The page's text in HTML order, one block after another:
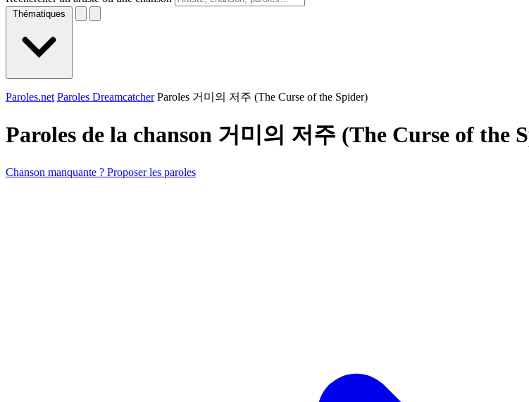
Thématiques
Paroles.net Paroles Dreamcatcher Paroles 거미의 저주 (The Curse of the Spider)
Paroles de la chanson 거미의 저주 (The Curse of the
Chanson manquante ? Proposer les paroles